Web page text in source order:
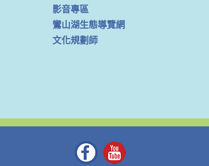
影音專區
鸞山湖生態導覽網
文化規劃師